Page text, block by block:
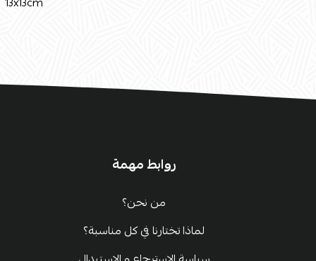
روابط مهمة
من نحن؟
لماذا تختارنا في كل مناسبة؟